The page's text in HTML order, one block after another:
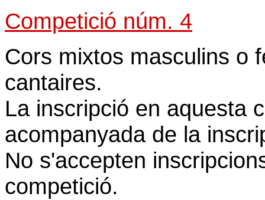
Competició núm. 4
Cors mixtos masculins o
cantaires.
La inscripció en aquesta
acompanyada de la
No s'accepten
competició.